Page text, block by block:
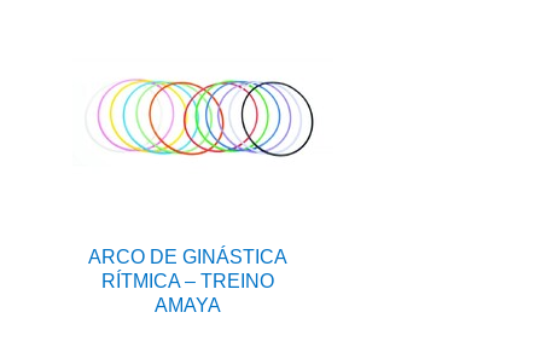
ARCO DE GINÁSTICA
RÍTMICA – TREINO
AMAYA